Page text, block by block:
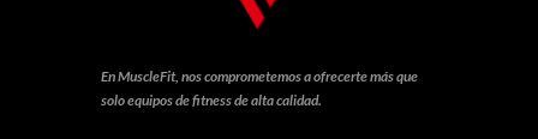
En MuscleFit, nos comprometemos a ofrecerte más que
solo equipos de fitness de alta calidad.